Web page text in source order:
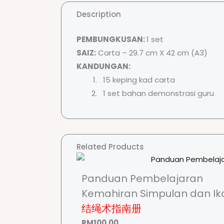
Description
PEMBUNGKUSAN:1 set
SAIZ:Carta – 29.7 cm X 42 cm (A3)
KANDUNGAN:
15 keping kad carta
1 set bahan demonstrasi guru
Related Products
Panduan Pembelajaran
Kemahiran Simpulan dan
结绳术指南册